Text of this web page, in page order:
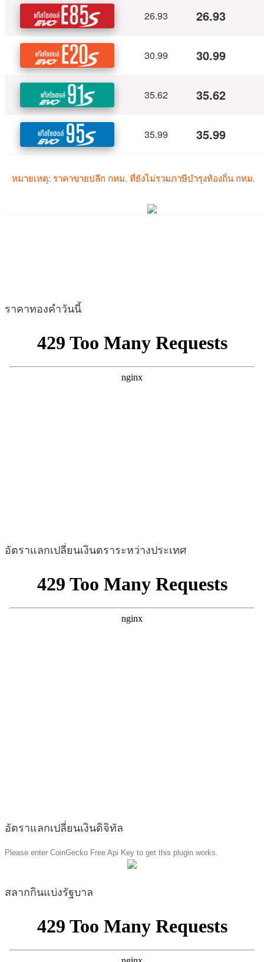
ราคาทองคำวันนี้
อัตราแลกเปลี่ยนเงินตราระหว่างประเทศ
อัตราแลกเปลี่ยนเงินดิจิทัล
Please enter CoinGecko Free Api Key to get this plugin works.
สลากกินแบ่งรัฐบาล